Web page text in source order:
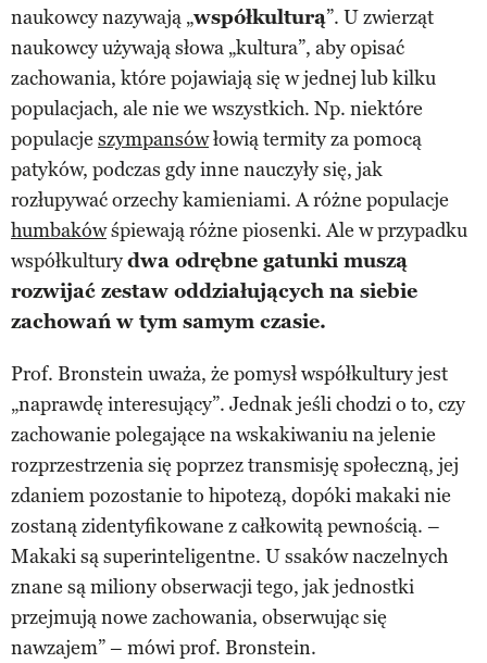
naukowcy nazywają „współkulturą”. U zwierząt
naukowcy używają słowa „kultura”, aby opisać
zachowania, które pojawiają się w jednej lub kilku
populacjach, ale nie we wszystkich. Np. niektóre
populacje szympansówłowią termity za pomocą
patyków, podczas gdy inne nauczyły się, jak
rozłupywać orzechy kamieniami. A różne populacje
humbakówśpiewają różne piosenki. Ale w przypadku
współkulturydwa odrębne gatunki muszą
rozwijać zestaw oddziałujących na siebie
zachowań w tym samym czasie.
Prof. Bronstein uważa, że ​​pomysł współkultury jest
„naprawdę interesujący”. Jednak jeśli chodzi o to, czy
zachowanie polegające na wskakiwaniu na jelenie
rozprzestrzenia się poprzez transmisję społeczną, jej
zdaniem pozostanie to hipotezą, dopóki makaki nie
zostaną zidentyfikowane z całkowitą pewnością. –
Makaki są superinteligentne. U ssaków naczelnych
znane są miliony obserwacji tego, jak jednostki
przejmują nowe zachowania, obserwując się
nawzajem” – mówi prof. Bronstein.